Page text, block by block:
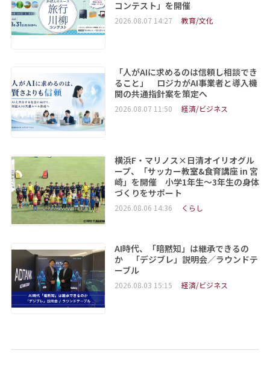
コンテスト」を開催
2026.08.07 14:27 教育/文化
「人がAIに求めるのは信頼し相談でき
ること」 ロジカがAI事業者と導入機
関の共通指針案を策定へ
2026.08.07 11:50 経済/ビジネス
横浜F・マリノス×日清オイリオグル
ープ、「サッカー教室&食育講座 in 宮
崎」を開催 小学1年生～3年生の身体
づくりをサポート
2026.08.06 14:36 くらし
AI時代、「暗黙知」は継承できるの
か 「デジブレ」説明会／ラウンドテ
ーブル
2026.08.03 15:15 経済/ビジネス